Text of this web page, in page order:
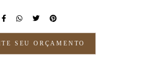
SEU ORÇAMENTO